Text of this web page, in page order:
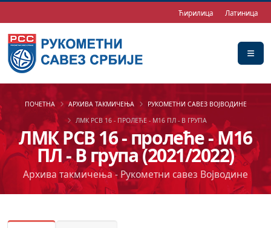
Ћирилица Латиница
ЛМК РСВ 16 - пролеће - М16
ПЛ - В група (2021/2022)
Архива такмичења - Рукометни савез Војводине
ПОЧЕТНА АРХИВА ТАКМИЧЕЊА
РУКОМЕТНИ САВЕЗ ВОЈВОДИНЕ
ЛМК РСВ 16 - ПРОЛЕЋЕ - М16 ПЛ - В ГРУПА